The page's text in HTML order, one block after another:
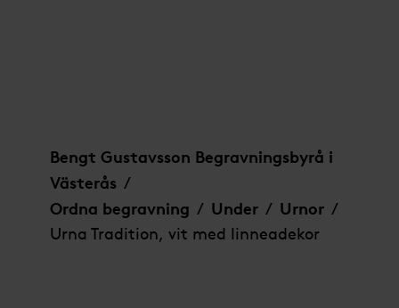
Bengt Gustavsson Begravningsbyrå i
Västerås /
Ordna begravning / Under / Urnor /
Urna Tradition, vit med linneadekor